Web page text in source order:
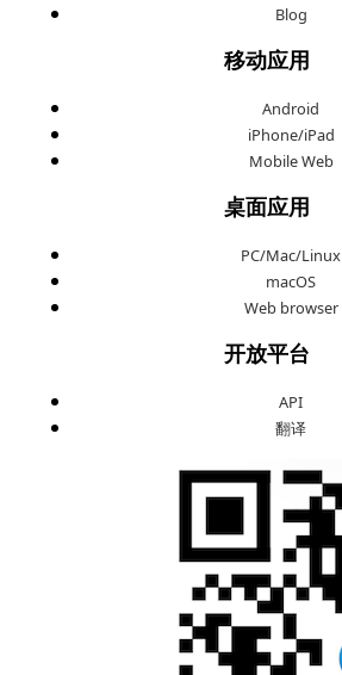
Blog
移动应用
Android
iPhone/iPad
Mobile Web
桌面应用
PC/Mac/Linux
macOS
Web browser
开放平台
API
翻译